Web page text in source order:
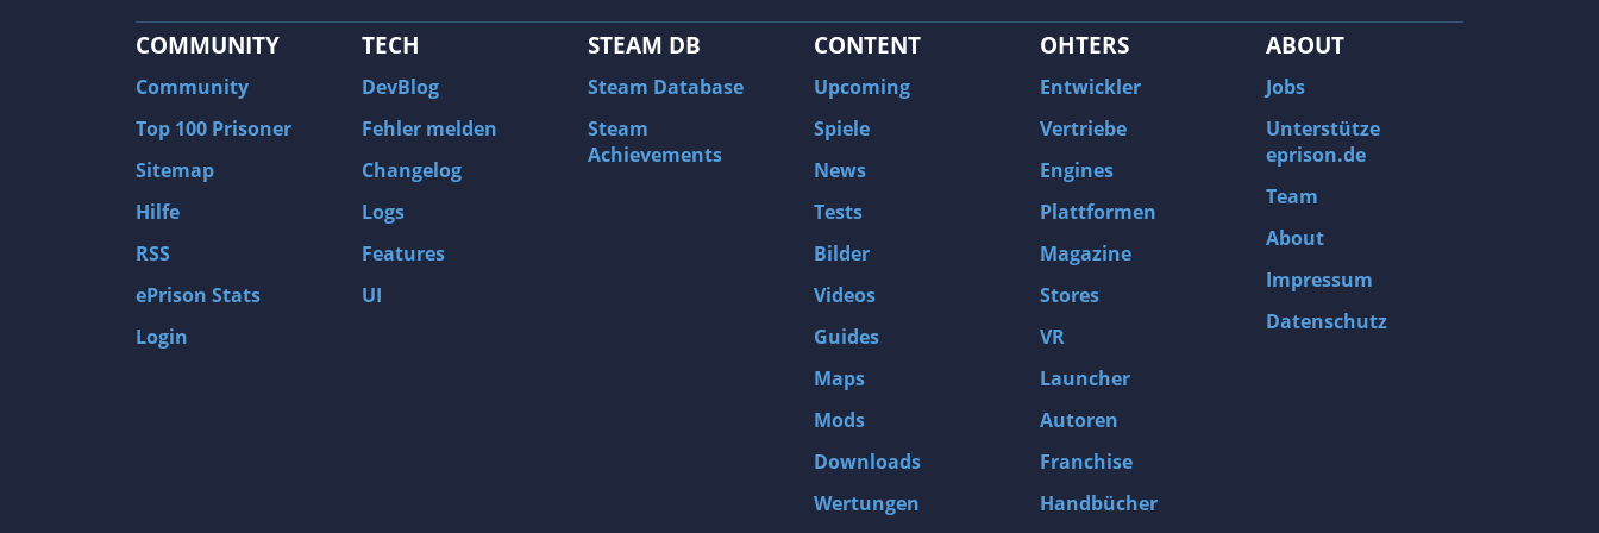
COMMUNITY
Community
Top 100 Prisoner
Sitemap
Hilfe
RSS
ePrison Stats
Login
TECH
DevBlog
Fehler melden
Changelog
Logs
Features
UI
STEAM DB
Steam Database
Steam
Achievements
CONTENT
Upcoming
Spiele
News
Tests
Bilder
Videos
Guides
Maps
Mods
Downloads
Wertungen
OHTERS
Entwickler
Vertriebe
Engines
Plattformen
Magazine
Stores
VR
Launcher
Autoren
Franchise
Handbücher
ABOUT
Jobs
Unterstütze
eprison.de
Team
About
Impressum
Datenschutz